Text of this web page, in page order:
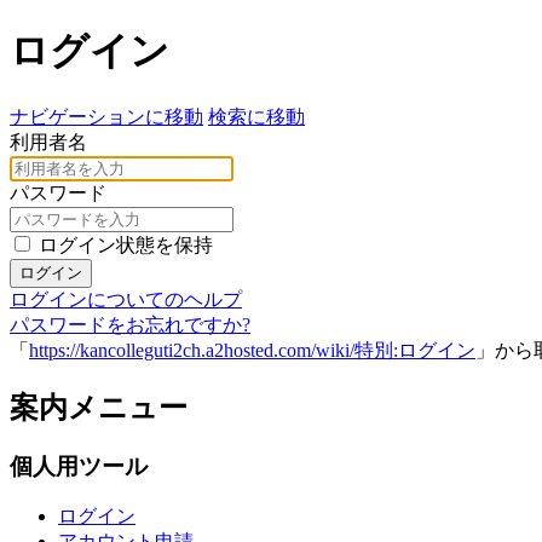
ログイン
ナビゲーションに移動 検索に移動
利用者名
パスワード
ログイン状態を保持
ログイン
ログインについてのヘルプ
パスワードをお忘れですか?
「 https://kancolleguti2ch.a2hosted.com/wiki/特別:ログイン 」から
案内メニュー
個人用ツール
ログイン